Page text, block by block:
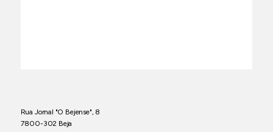
Rua Jornal "O Bejense", 8
7800-302 Beja